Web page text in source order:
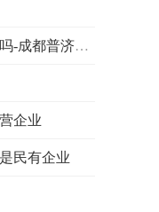
成都普济中医药医院是私企吗-成都普济中医药研究院
企业
民有企业